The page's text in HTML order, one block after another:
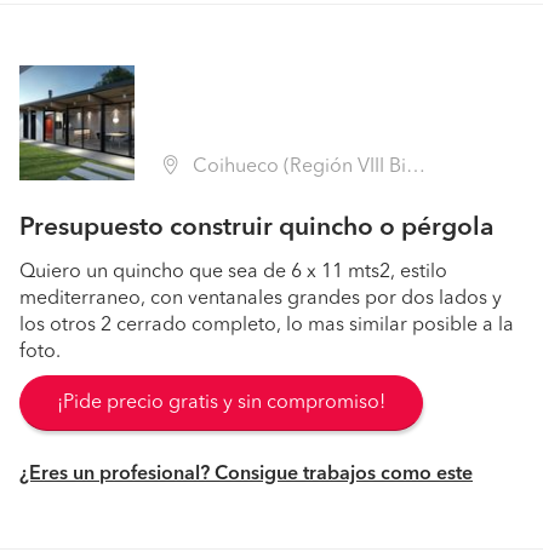
Coihueco (Región VIII Biobío - Ñuble)
Presupuesto construir quincho o pérgola
Quiero un quincho que sea de 6 x 11 mts2, estilo
mediterraneo, con ventanales grandes por dos lados y
los otros 2 cerrado completo, lo mas similar posible a la
foto.
¡Pide precio gratis y sin compromiso!
¿Eres un profesional? Consigue trabajos como este